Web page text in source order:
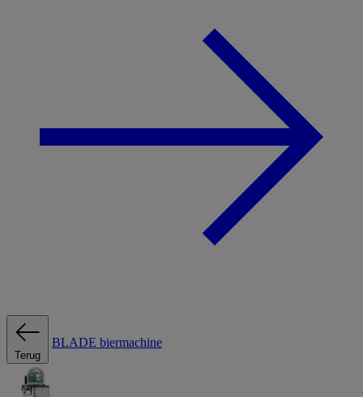
Terug
BLADE biermachine